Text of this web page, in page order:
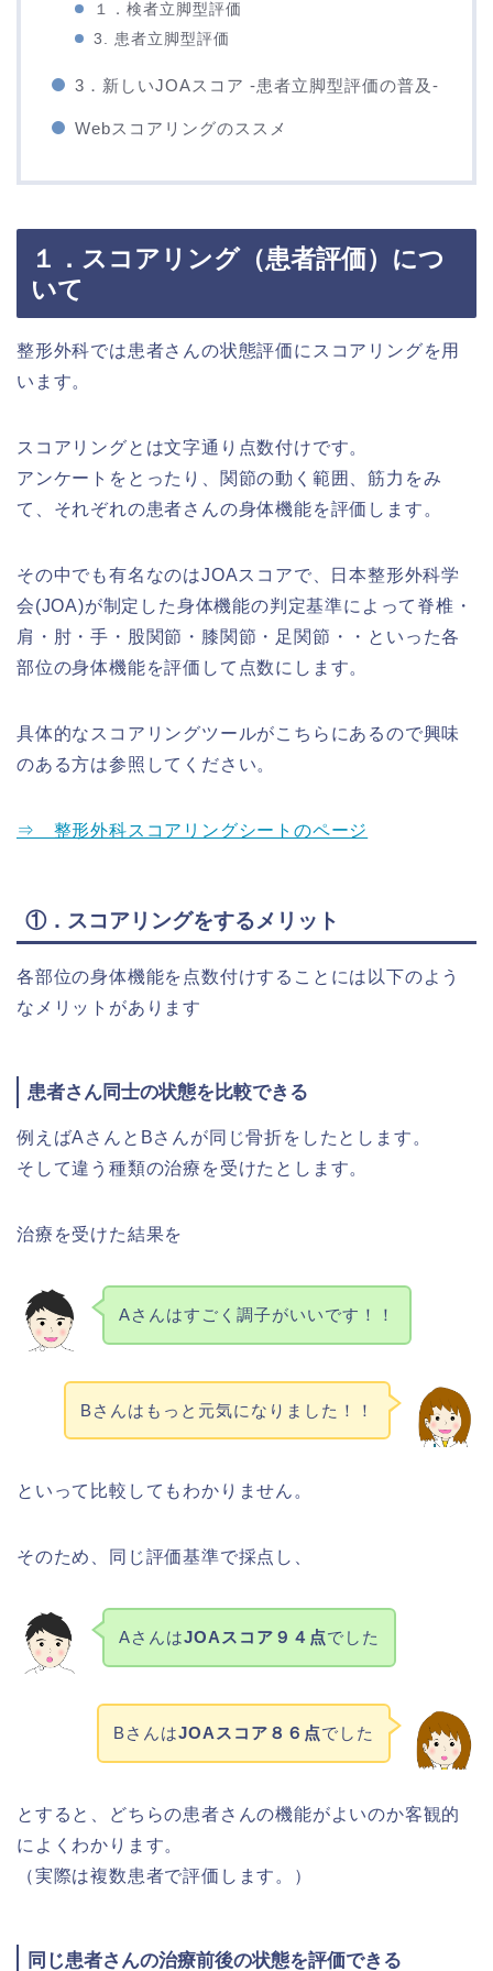
１．検者立脚型評価
3. 患者立脚型評価
3．新しいJOAスコア -患者立脚型評価の普及-
Webスコアリングのススメ
１．スコアリング（患者評価）につ
いて
整形外科では患者さんの状態評価にスコアリングを用
います。
スコアリングとは文字通り点数付けです。
アンケートをとったり、関節の動く範囲、筋力をみ
て、それぞれの患者さんの身体機能を評価します。
その中でも有名なのはJOAスコアで、日本整形外科学
会(JOA)が制定した身体機能の判定基準によって脊椎・
肩・肘・手・股関節・膝関節・足関節・・といった各
部位の身体機能を評価して点数にします。
具体的なスコアリングツールがこちらにあるので興味
のある方は参照してください。
⇒ 整形外科スコアリングシートのページ
①．スコアリングをするメリット
各部位の身体機能を点数付けすることには以下のよう
なメリットがあります
患者さん同士の状態を比較できる
例えばAさんとBさんが同じ骨折をしたとします。
そして違う種類の治療を受けたとします。
治療を受けた結果を
Aさんはすごく調子がいいです！！
Bさんはもっと元気になりました！！
といって比較してもわかりません。
そのため、同じ評価基準で採点し、
AさんはJOAスコア９４点でした
BさんはJOAスコア８６点でした
とすると、どちらの患者さんの機能がよいのか客観的
によくわかります。
（実際は複数患者で評価します。）
同じ患者さんの治療前後の状態を評価できる